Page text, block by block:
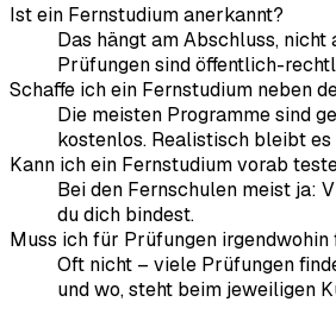
Ist ein Fernstudium anerkannt?
Das hängt am Abschluss,
Prüfungen sind öffentlich-
Schaffe ich ein Fernstudium neben
Die meisten Programme sind
kostenlos. Realistisch bleibt
Kann ich ein Fernstudium vorab
Bei den Fernschulen meist ja:
du dich bindest.
Muss ich für Prüfungen irgendwohin
Oft nicht – viele Prüfungen
und wo, steht beim jeweiligen